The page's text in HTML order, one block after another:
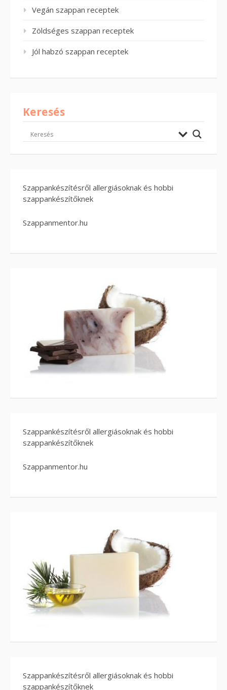
Vegán szappan receptek
Zöldséges szappan receptek
Jól habzó szappan receptek
Keresés
Szappankészítésről allergiásoknak és hobbi
szappankészítőknek
Szappanmentor.hu
Szappankészítésről allergiásoknak és hobbi
szappankészítőknek
Szappanmentor.hu
Szappankészítésről allergiásoknak és hobbi
szappankészítőknek